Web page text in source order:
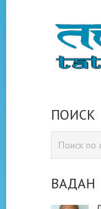
ПОИСК
ВАДАН